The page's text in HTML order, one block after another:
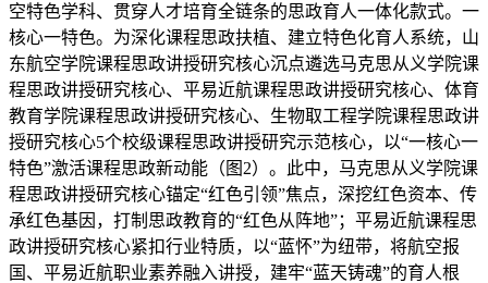
空特色学科、贯穿人才培育全链条的思政育人一体化款式。一
核心一特色。为深化课程思政扶植、建立特色化育人系统，山
东航空学院课程思政讲授研究核心沉点遴选马克思从义学院课
程思政讲授研究核心、平易近航课程思政讲授研究核心、体育
教育学院课程思政讲授研究核心、生物取工程学院课程思政讲
授研究核心5个校级课程思政讲授研究示范核心，以“一核心一
特色”激活课程思政新动能（图2）。此中，马克思从义学院课
程思政讲授研究核心锚定“红色引领”焦点，深挖红色资本、传
承红色基因，打制思政教育的“红色从阵地”；平易近航课程思
政讲授研究核心紧扣行业特质，以“蓝怀”为纽带，将航空报
国、平易近航职业素养融入讲授，建牢“蓝天铸魂”的育人根